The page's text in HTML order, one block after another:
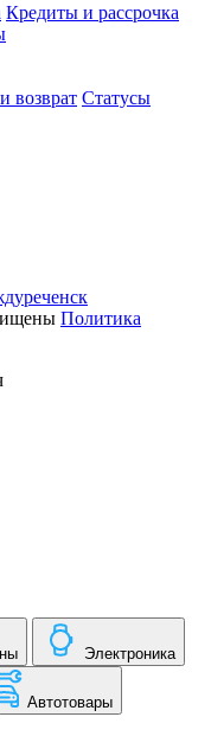
Кредиты и рассрочка
возврат Статусы
Политика
Электроника
Автотовары